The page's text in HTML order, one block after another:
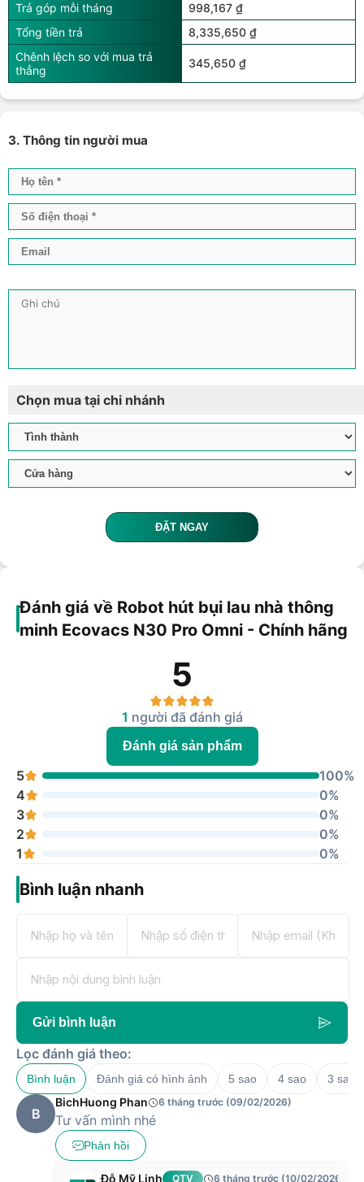
Trả góp mỗi tháng
998,167 ₫
Tổng tiền trả
8,335,650 ₫
Chênh lệch so với mua trả
thẳng
345,650 ₫
3. Thông tin người mua
Chọn mua tại chi nhánh
ĐẶT NGAY
Đánh giá về Robot hút bụi lau nhà thông
minh Ecovacs N30 Pro Omni - Chính hãng
5
1 người đã đánh giá
Đánh giá sản phẩm
5
100%
4
0%
3
0%
2
0%
1
0%
Bình luận nhanh
Gửi bình luận
Lọc đánh giá theo:
Bình luận Đánh giá có hình ảnh 5 sao 4 sao 3 sao
B
BichHuong Phan 6 tháng trước (09/02/2026)
Tư vấn mình nhé
Phản hồi
Đỗ Mỹ Linh QTV 6 tháng trước (10/02/2026)